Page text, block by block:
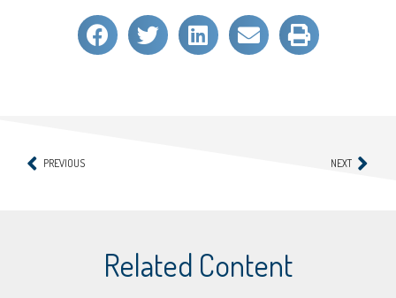
PREVIOUS NEXT
Related Content